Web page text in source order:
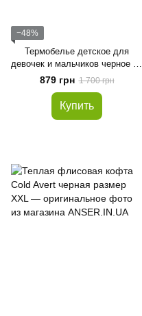
−48%
Термобелье детское для
девочек и мальчиков черное на
флисе размер 116
879 грн 1 700 грн
Купить